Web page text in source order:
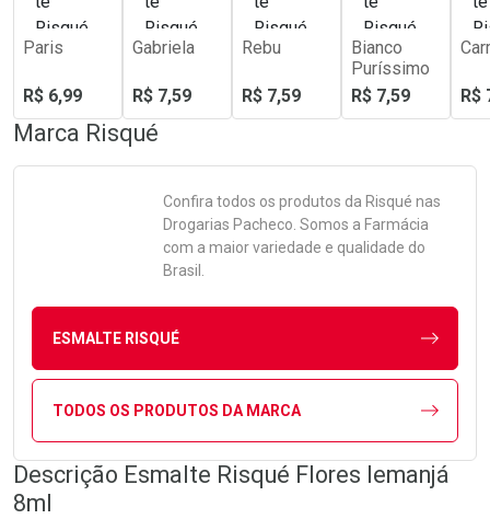
Paris
R$ 6,99
Gabriela
R$ 7,59
Rebu
R$ 7,59
Bianco
Puríssimo
R$ 7,59
R$
Marca Risqué
Confira todos os produtos da Risqué nas
Drogarias Pacheco. Somos a Farmácia
com a maior variedade e qualidade do
Brasil.
ESMALTE RISQUÉ
TODOS OS PRODUTOS DA MARCA
Descrição Esmalte Risqué Flores Iemanjá
8ml